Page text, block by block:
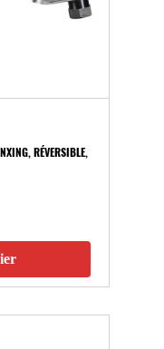
RÉVERSIBLE,